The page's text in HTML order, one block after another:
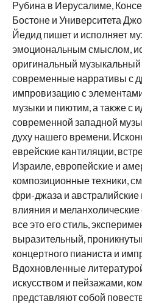
Рубина в Иерусалиме,
Бостоне и Университета
Йедид пишет и исполняет
эмоциональным смыслом,
оригинальный
современные нарративы с
импровизацию с
музыки и пиютим, а также с
современной западной
духу нашего времени.
еврейские кантиляции,
Израиле, европейские и
композиционные техники,
фри-джаза и
влияния и
все это его стиль,
выразительный,
концертного пианиста и
Вдохновленные
искусством и пейзажами,
представляют собой